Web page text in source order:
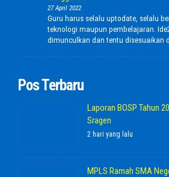
27 April 2022
Guru harus selalu uptodate, selalu
teknologi maupun pembelajaran.
dimunculkan dan tentu disesuaikan
Pos Terbaru
Laporan BOSP Tahun
Sragen
2 hari yang lalu
MPLS Ramah SMA